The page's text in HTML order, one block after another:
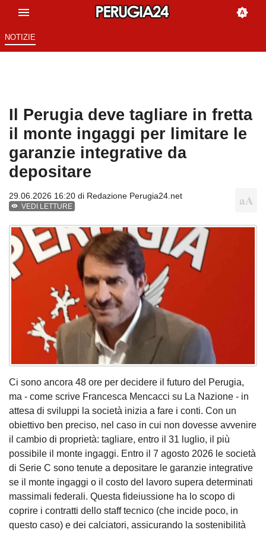
NOTIZIE
Il Perugia deve tagliare in fretta
il monte ingaggi per limitare le
garanzie integrative da
depositare
29.06.2026 16:20 di Redazione Perugia24.net
VEDI LETTURE
Ci sono ancora 48 ore per decidere il futuro del Perugia,
ma - come scrive Francesca Mencacci su La Nazione - in
attesa di sviluppi la società inizia a fare i conti. Con un
obiettivo ben preciso, nel caso in cui non dovesse avvenire
il cambio di proprietà: tagliare, entro il 31 luglio, il più
possibile il monte ingaggi. Entro il 7 agosto 2026 le società
di Serie C sono tenute a depositare le garanzie integrative
se il monte ingaggi o il costo del lavoro supera determinati
massimali federali. Questa fideiussione ha lo scopo di
coprire i contratti dello staff tecnico (che incide poco, in
questo caso) e dei calciatori, assicurando la sostenibilità